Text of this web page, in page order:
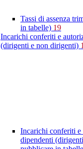
Tassi di assenza
in tabelle) 19
Incarichi conferiti e
(dirigenti e non dirigenti)
Incarichi conferiti e
dipendenti